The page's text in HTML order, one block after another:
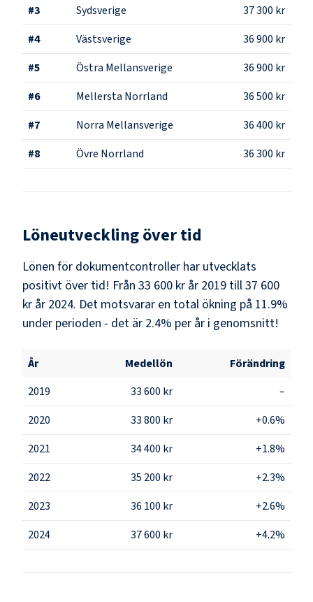
#3 Sydsverige
37 300 kr
#4 Västsverige
36 900 kr
#5 Östra Mellansverige
36 900 kr
#6 Mellersta Norrland
36 500 kr
#7 Norra Mellansverige
36 400 kr
#8 Övre Norrland 36 300 kr
Löneutveckling över tid
Lönen för dokumentcontroller har utvecklats
positivt över tid! Från 33 600 kr år 2019 till 37 600
kr år 2024. Det motsvarar en total ökning på 11.9%
under perioden - det är 2.4% per år i genomsnitt!
År Medellön
Förändring
2019
33 600 kr
–
2020
33 800 kr
+0.6%
2021
34 400 kr
+1.8%
2022
35 200 kr
+2.3%
2023
36 100 kr
+2.6%
2024
37 600 kr +4.2%